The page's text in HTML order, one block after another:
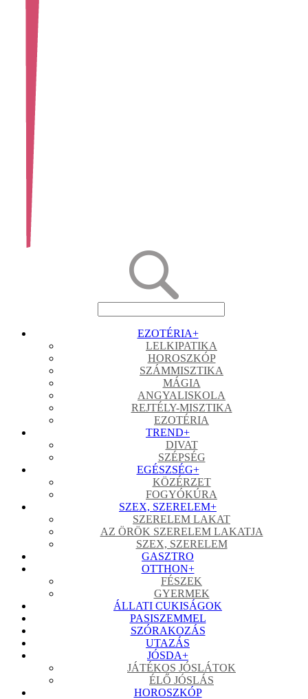
EZOTÉRIA+
LELKIPATIKA
HOROSZKÓP
SZÁMMISZTIKA
MÁGIA
ANGYALISKOLA
REJTÉLY-MISZTIKA
EZOTÉRIA
TREND+
DIVAT
SZÉPSÉG
EGÉSZSÉG+
KÖZÉRZET
FOGYÓKÚRA
SZEX, SZERELEM+
SZERELEM LAKAT
AZ ÖRÖK SZERELEM LAKATJA
SZEX, SZERELEM
GASZTRO
OTTHON+
FÉSZEK
GYERMEK
ÁLLATI CUKISÁGOK
PASISZEMMEL
SZÓRAKOZÁS
UTAZÁS
JÓSDA+
JÁTÉKOS JÓSLÁTOK
ÉLŐ JÓSLÁS
HOROSZKÓP